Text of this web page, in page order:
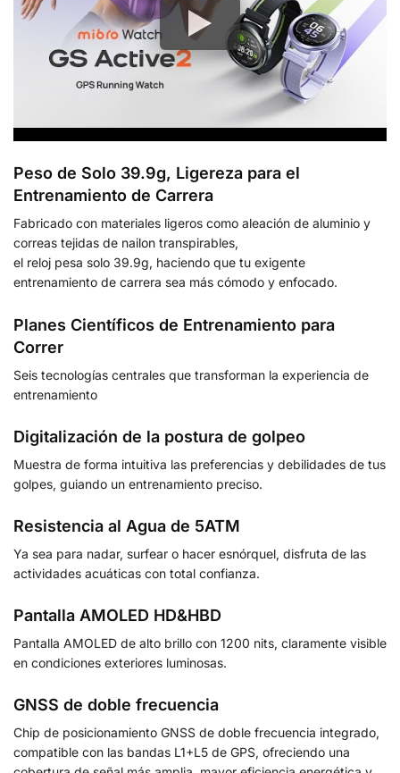
Peso de Solo 39.9g, Ligereza para el
Entrenamiento de Carrera
Fabricado con materiales ligeros como aleación de aluminio y
correas tejidas de nailon transpirables,
el reloj pesa solo 39.9g, haciendo que tu exigente
entrenamiento de carrera sea más cómodo y enfocado.
Planes Científicos de Entrenamiento para
Correr
Seis tecnologías centrales que transforman la experiencia de
entrenamiento
Digitalización de la postura de golpeo
Muestra de forma intuitiva las preferencias y debilidades de tus
golpes, guiando un entrenamiento preciso.
Resistencia al Agua de 5ATM
Ya sea para nadar, surfear o hacer esnórquel, disfruta de las
actividades acuáticas con total confianza.
Pantalla AMOLED HD&HBD
Pantalla AMOLED de alto brillo con 1200 nits, claramente visible
en condiciones exteriores luminosas.
GNSS de doble frecuencia
Chip de posicionamiento GNSS de doble frecuencia integrado,
compatible con las bandas L1+L5 de GPS, ofreciendo una